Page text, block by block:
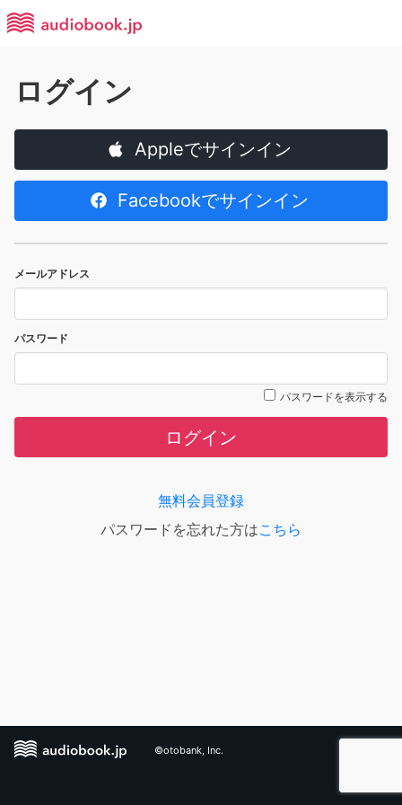
ログイン
Appleでサインイン
Facebookでサインイン
メールアドレス
パスワード
パスワードを表示する
ログイン
無料会員登録
パスワードを忘れた方はこちら
©otobank, Inc.